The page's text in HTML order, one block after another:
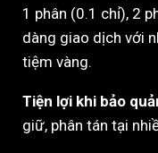
1 phân (0.1 chỉ), 2
dàng giao dịch với
tiệm vàng.
Tiện lợi khi bảo
giữ, phân tán tại